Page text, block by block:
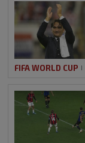
FIFA WORLD CUP